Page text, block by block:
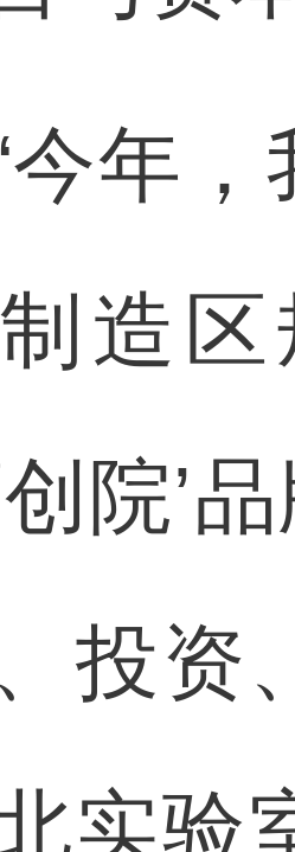
，
造
创院’
投资
实验